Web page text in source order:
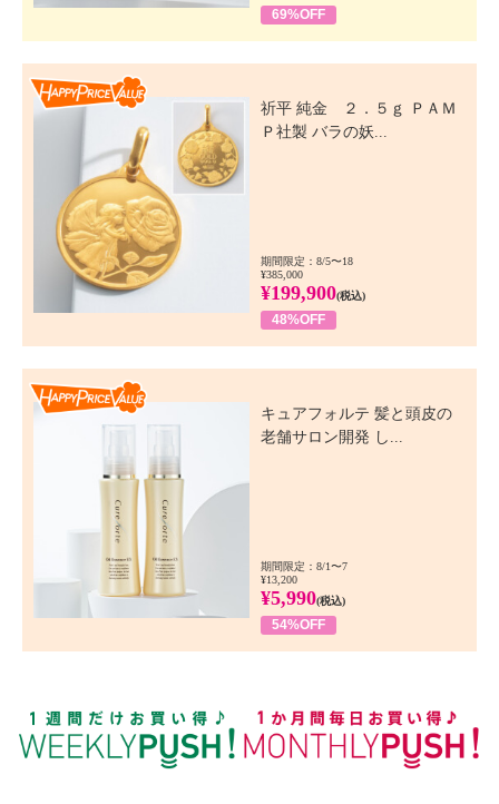
69%OFF
祈平 純金 ２．５ｇ ＰＡＭ
Ｐ社製 バラの妖...
期間限定：8/5〜18
¥385,000
¥199,900(税込)
48%OFF
キュアフォルテ 髪と頭皮の
老舗サロン開発 し...
期間限定：8/1〜7
¥13,200
¥5,990(税込)
54%OFF